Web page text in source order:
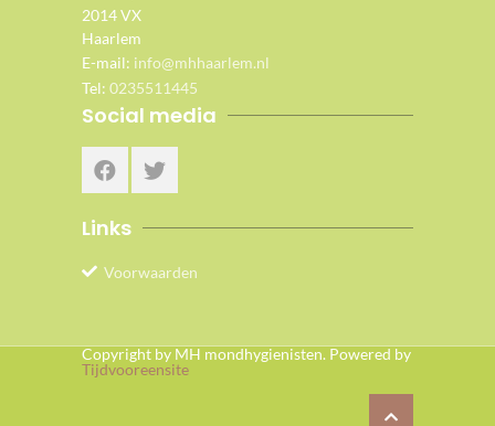
2014 VX
Haarlem
E-mail: info@mhhaarlem.nl
Tel: 0235511445
Social media
Links
Voorwaarden
Copyright by MH mondhygienisten. Powered by
Tijdvooreensite